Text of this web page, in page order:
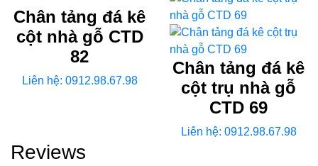
Chân tảng đá kê
cột nhà gỗ CTD
82
Liên hệ: 0912.98.67.98
Chân tảng đá kê
cột trụ nhà gỗ
CTD 69
Liên hệ: 0912.98.67.98
Reviews